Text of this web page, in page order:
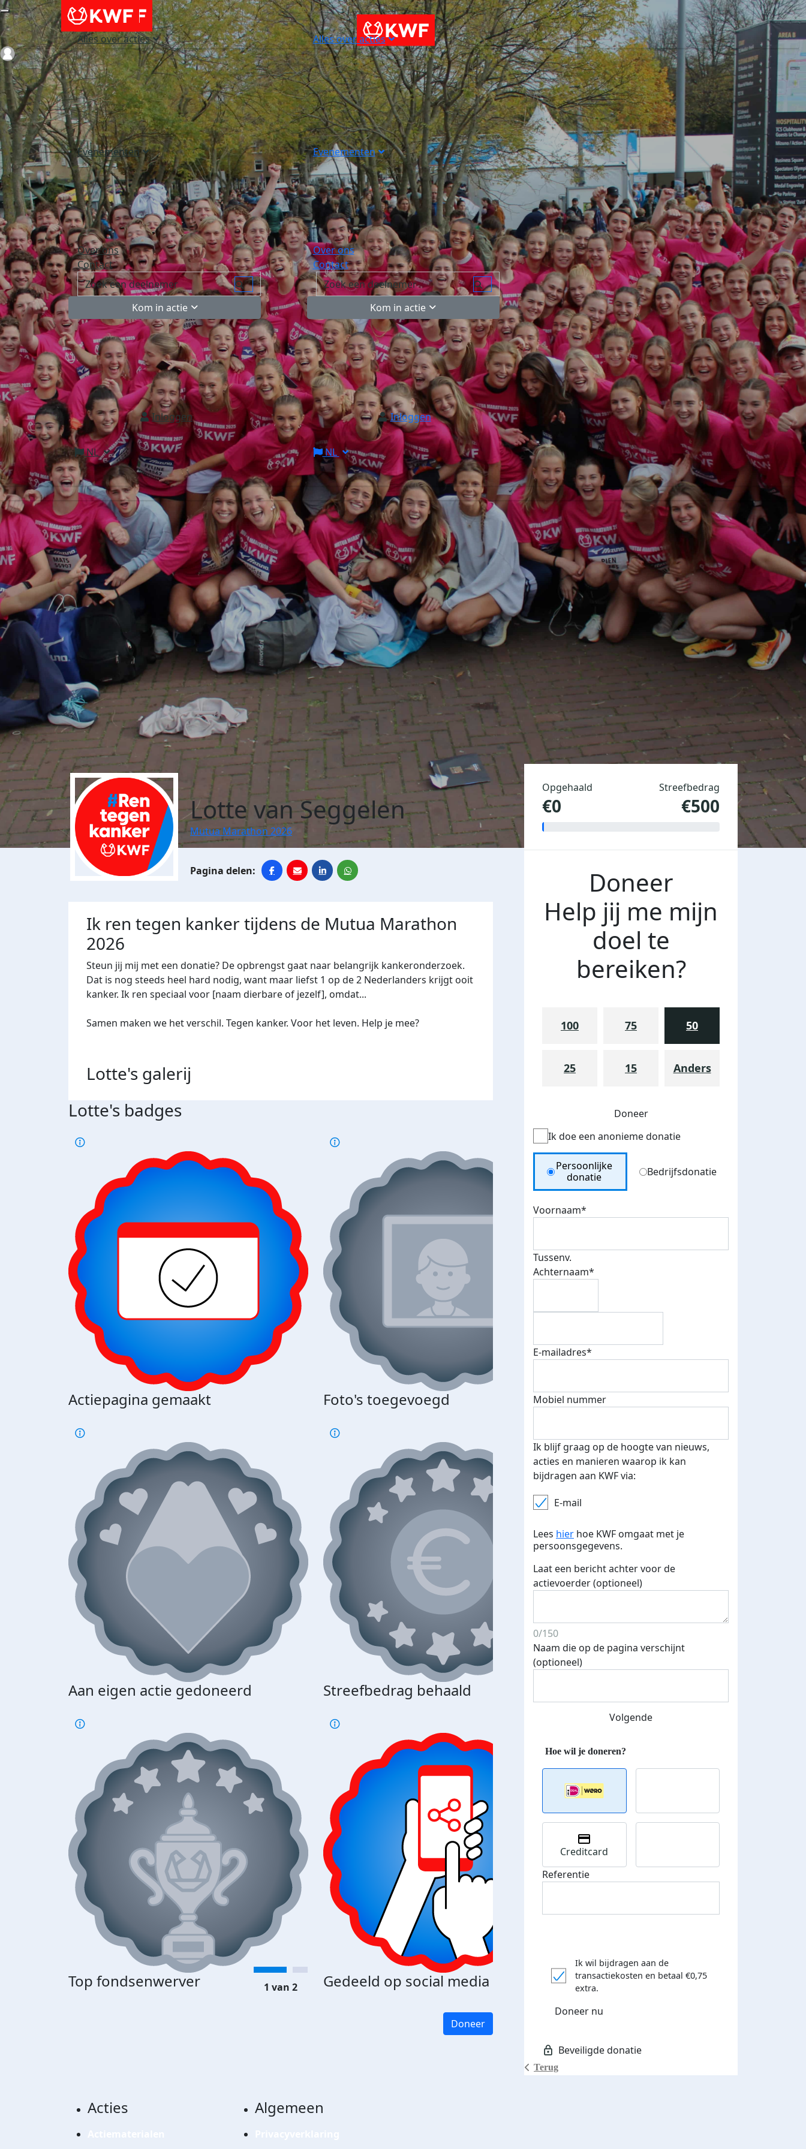
Alles over acties
Evenementen
Over ons
Contact
Kom in actie
Inloggen
NL
Alles over acties
Evenementen
Over ons
Contact
Kom in actie
Inloggen
NL
Login
Lotte van Seggelen
Mutua Marathon 2026
Ik ren tegen kanker tijdens de Mutua Marathon
2026
Steun jij mij met een donatie? De opbrengst gaat naar belangrijk kankeronderzoek.
Dat is nog steeds heel hard nodig, want maar liefst 1 op de 2 Nederlanders krijgt ooit
kanker. Ik ren speciaal voor [naam dierbare of jezelf], omdat...
Samen maken we het verschil. Tegen kanker. Voor het leven. Help je mee?
Lotte's galerij
Lotte's badges
Actiepagina gemaakt Foto's toegevoegd E-mails verstuurd
Aan eigen actie gedoneerd Streefbedrag behaald
Top fondsenwerver Gedeeld op social media Donateurs bedankt
€500 euro opgehaald: t-shirt
1 van 2
Doneer
Opgehaald
€0
Streefbedrag
€500
Doneer
Help jij me mijn
doel te
bereiken?
100 75 50
25 15 Anders
Doneer
Ik doe een anonieme donatie
Donation Type
Persoonlijke
donatie
Bedrijfsdonatie
Voornaam*
Tussenv.
Achternaam*
E-mailadres*
Mobiel nummer
Ik blijf graag op de hoogte van nieuws,
acties en manieren waarop ik kan
bijdragen aan KWF via:
E-mail
Lees hier hoe KWF omgaat met je
persoonsgegevens.
Laat een bericht achter voor de
actievoerder (optioneel)
0/150
Naam die op de pagina verschijnt
(optioneel)
Volgende
Terug
Creditcard
Referentie
Ik wil bijdragen aan de
transactiekosten en betaal €0,75
extra.
Doneer nu
Acties Algemeen